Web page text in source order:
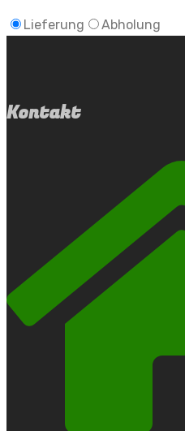
Lieferung Abholung
Kontakt